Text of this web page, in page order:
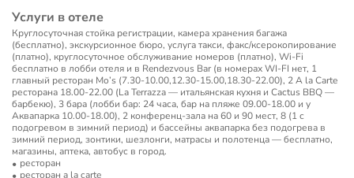
Услуги в отеле
Круглосуточная стойка регистрации, камера хранения багажа
(бесплатно), экскурсионное бюро, услуга такси, факс/ксерокопирование
(платно), круглосуточное обслуживание номеров (платно), Wi-Fi
бесплатно в лобби отеля и в Rendezvous Bar (в номерах WI-FI нет, 1
главный ресторан Mo’s (7.30-10.00,12.30-15.00,18.30-22.00), 2 A la Carte
ресторана 18.00-22.00 (La Terrazza — итальянская кухня и Cactus BBQ —
барбекю), 3 бара (лобби бар: 24 часа, бар на пляже 09.00-18.00 и у
Аквапарка 10.00-18.00), 2 конференц-зала на 60 и 90 мест, 8 (1 с
подогревом в зимний период) и бассейны аквапарка без подогрева в
зимний период, зонтики, шезлонги, матрасы и полотенца — бесплатно,
магазины, аптека, автобус в город.
ресторан
ресторан a la carte